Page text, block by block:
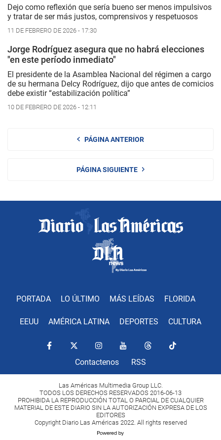
Dejo como reflexión que sería bueno ser menos impulsivos
y tratar de ser más justos, comprensivos y respetuosos
11 DE FEBRERO DE 2026 - 17:30
Jorge Rodríguez asegura que no habrá elecciones
"en este período inmediato"
El presidente de la Asamblea Nacional del régimen a cargo
de su hermana Delcy Rodríguez, dijo que antes de comicios
debe existir “estabilización política”
10 DE FEBRERO DE 2026 - 12:11
PÁGINA ANTERIOR
PÁGINA SIGUIENTE
PORTADA LO ÚLTIMO MÁS LEÍDAS FLORIDA
EEUU AMÉRICA LATINA DEPORTES CULTURA
Contactenos RSS
Las Américas Multimedia Group LLC.
TODOS LOS DERECHOS RESERVADOS 2016-06-13
PROHIBIDA LA REPRODUCCIÓN TOTAL O PARCIAL DE CUALQUIER
MATERIAL DE ESTE DIARIO SIN LA AUTORIZACIÓN EXPRESA DE LOS
EDITORES
Copyright Diario Las Américas 2022. All rights reserved